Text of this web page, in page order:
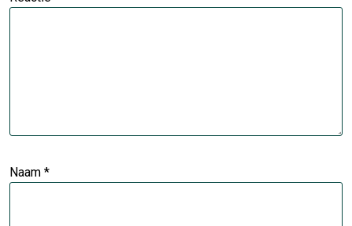
Naam *